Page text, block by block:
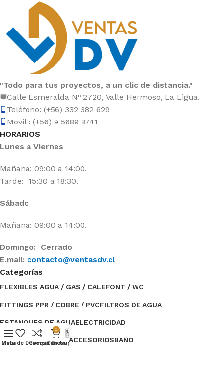
"Todo para tus proyectos, a un clic de distancia."
Calle Esmeralda Nº 2720, Valle Hermoso, La Ligua.
Teléfono: (+56) 332 382 629
Movil : (+56) 9 5689 8741
HORARIOS
Lunes a Viernes
Mañana: 09:00 a 14:00.
Tarde: 15:30 a 18:30.
Sábado
Mañana: 09:00 a 14:00.
Domingo: Cerrado
E.mail: contacto@ventasdv.cl
Categorías
FLEXIBLES AGUA / GAS / CALEFONT / WC
FITTINGS PPR / COBRE / PVCFILTROS DE AGUA
ESTANQUES DE AGUAELECTRICIDAD
BOMBAS DE AGUA / ACCESORIOSBAÑO
Menu
Lista de Deseos
Compare
0
Carrito
Presupuesto